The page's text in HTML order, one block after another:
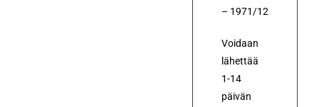
– 1971/12
Voidaan
lähettää
1-14
päivän